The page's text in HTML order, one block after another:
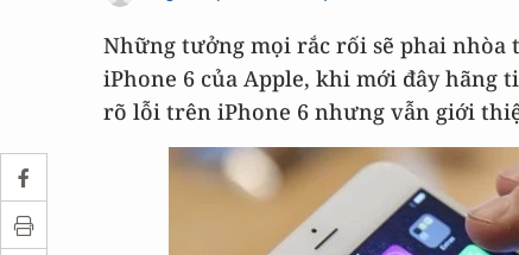
Những tưởng mọi rắc rối sẽ phai nhòa
iPhone 6 của Apple, khi mới đây hãng
rõ lỗi trên iPhone 6 nhưng vẫn giới